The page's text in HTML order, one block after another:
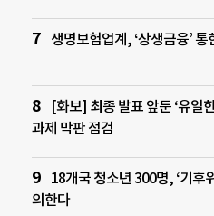
생명보험업계, ‘상생금융’ 통
[화보] 최종 발표 앞둔 ‘유일
과제 막판 점검
18개국 청소년 300명, ‘기후
의한다